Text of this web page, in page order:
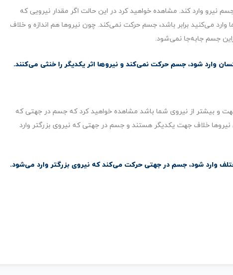
وارد کند. مشاهده خواهید کرد در این حالت اگر مقدار نیرویی که
می‌کنید برابر باشد، جسم حرکت نمی‌کند. چون نیروها هم اندازه و خلاف
جسم جابه‌جا نمی‌شود.
وارد شود، ‌جسم حرکت نمی‌کند و نیروها اثر یکدیگر را خنثی می‌کنند.
و بیشتر از نیروی شما باشد مشاهده خواهید کرد که جسم در جهتی که
خلاف جهت یکدیگر هستند و جسم در جهتی که نیروی بزرگتر وارد
وارد شود، ‌جسم در جهتی حرکت می‌کند که نیروی بزرگتر وارد می‌شود.